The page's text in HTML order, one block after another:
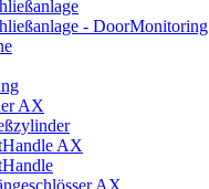
- DoorMonitoring
AX
AX
AX